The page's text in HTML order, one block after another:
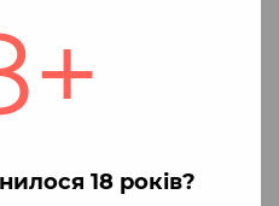
18 років?
для зберігання та
вібрації для всіх